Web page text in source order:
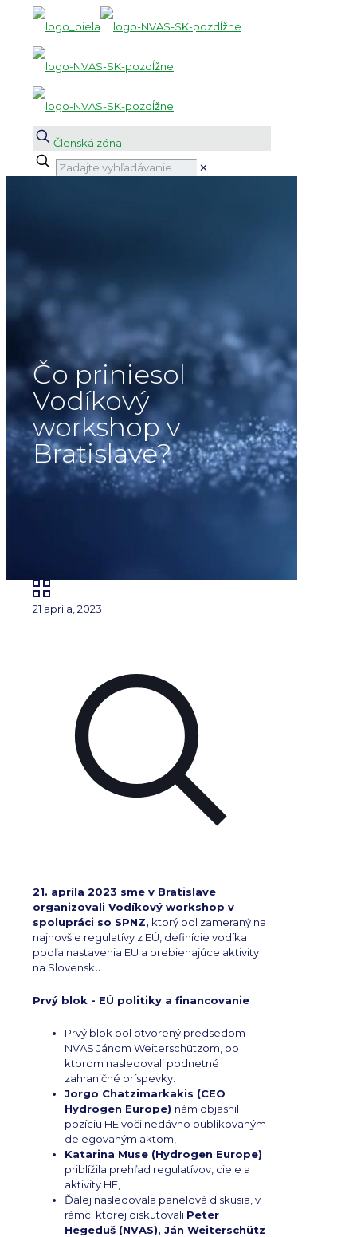
Členská zóna
✕
Čo priniesol
Vodíkový
workshop v
Bratislave?
21 apríla, 2023
21. apríla 2023 sme v Bratislave
organizovali Vodíkový workshop v
spolupráci so SPNZ, ktorý bol zameraný na
najnovšie regulatívy z EÚ, definície vodíka
podľa nastavenia EU a prebiehajúce aktivity
na Slovensku.
Prvý blok - EÚ politiky a financovanie
Prvý blok bol otvorený predsedom
NVAS Jánom Weiterschützom, po
ktorom nasledovali podnetné
zahraničné príspevky.
Jorgo Chatzimarkakis (CEO
Hydrogen Europe) nám objasnil
pozíciu HE voči nedávno publikovaným
delegovaným aktom,
Katarina Muse (Hydrogen Europe)
priblížila prehľad regulatívov, ciele a
aktivity HE,
Ďalej nasledovala panelová diskusia, v
rámci ktorej diskutovali Peter
Hegeduš (NVAS), Ján Weiterschütz